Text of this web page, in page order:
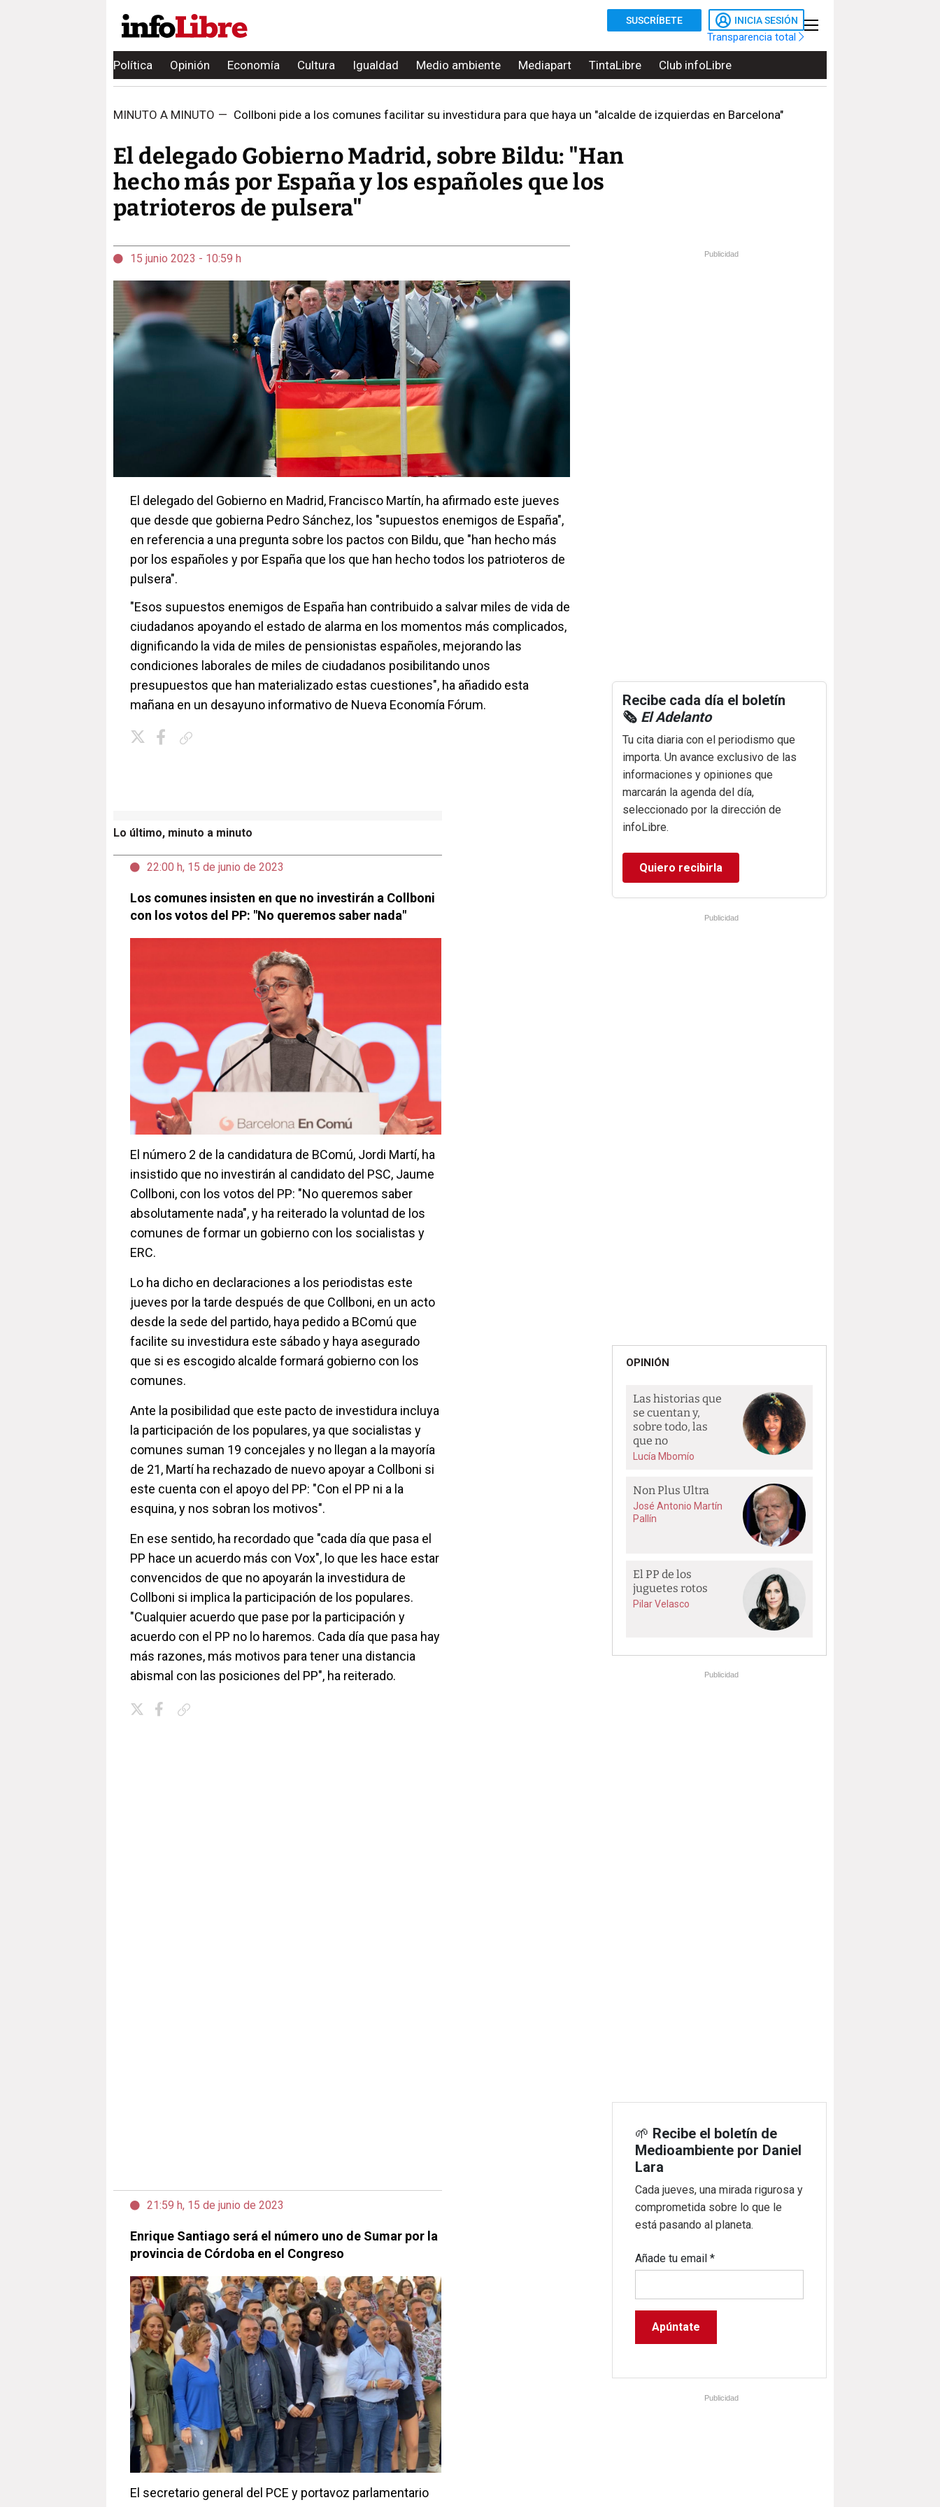
SUSCRÍBETE INICIA SESIÓN
Transparencia total
Política Opinión Economía Cultura Igualdad Medio ambiente Mediapart TintaLibre Club infoLibre
MINUTO A MINUTO — Collboni pide a los comunes facilitar su investidura para que haya un "alcalde de izquierdas en Barcelona"
El delegado Gobierno Madrid, sobre Bildu: "Han
hecho más por España y los españoles que los
patrioteros de pulsera"
15 junio 2023 - 10:59 h
El delegado del Gobierno en Madrid, Francisco Martín, ha afirmado este jueves
que desde que gobierna Pedro Sánchez, los "supuestos enemigos de España",
en referencia a una pregunta sobre los pactos con Bildu, que "han hecho más
por los españoles y por España que los que han hecho todos los patrioteros de
pulsera".
"Esos supuestos enemigos de España han contribuido a salvar miles de vida de
ciudadanos apoyando el estado de alarma en los momentos más complicados,
dignificando la vida de miles de pensionistas españoles, mejorando las
condiciones laborales de miles de ciudadanos posibilitando unos
presupuestos que han materializado estas cuestiones", ha añadido esta
mañana en un desayuno informativo de Nueva Economía Fórum.
Lo último, minuto a minuto
22:00 h, 15 de junio de 2023
Los comunes insisten en que no investirán a Collboni
con los votos del PP: "No queremos saber nada"
El número 2 de la candidatura de BComú, Jordi Martí, ha
insistido que no investirán al candidato del PSC, Jaume
Collboni, con los votos del PP: "No queremos saber
absolutamente nada", y ha reiterado la voluntad de los
comunes de formar un gobierno con los socialistas y
ERC.
Lo ha dicho en declaraciones a los periodistas este
jueves por la tarde después de que Collboni, en un acto
desde la sede del partido, haya pedido a BComú que
facilite su investidura este sábado y haya asegurado
que si es escogido alcalde formará gobierno con los
comunes.
Ante la posibilidad que este pacto de investidura incluya
la participación de los populares, ya que socialistas y
comunes suman 19 concejales y no llegan a la mayoría
de 21, Martí ha rechazado de nuevo apoyar a Collboni si
este cuenta con el apoyo del PP: "Con el PP ni a la
esquina, y nos sobran los motivos".
En ese sentido, ha recordado que "cada día que pasa el
PP hace un acuerdo más con Vox", lo que les hace estar
convencidos de que no apoyarán la investidura de
Collboni si implica la participación de los populares.
"Cualquier acuerdo que pase por la participación y
acuerdo con el PP no lo haremos. Cada día que pasa hay
más razones, más motivos para tener una distancia
abismal con las posiciones del PP", ha reiterado.
21:59 h, 15 de junio de 2023
Enrique Santiago será el número uno de Sumar por la
provincia de Córdoba en el Congreso
El secretario general del PCE y portavoz parlamentario
Publicidad
Recibe cada día el boletín
🗞️ El Adelanto
Tu cita diaria con el periodismo que
importa. Un avance exclusivo de las
informaciones y opiniones que
marcarán la agenda del día,
seleccionado por la dirección de
infoLibre.
Quiero recibirla
Publicidad
OPINIÓN
Las historias que
se cuentan y,
sobre todo, las
que no
Lucía Mbomío
Non Plus Ultra
José Antonio Martín
Pallín
El PP de los
juguetes rotos
Pilar Velasco
Publicidad
🌱 Recibe el boletín de
Medioambiente por Daniel
Lara
Cada jueves, una mirada rigurosa y
comprometida sobre lo que le
está pasando al planeta.
Añade tu email*
Publicidad